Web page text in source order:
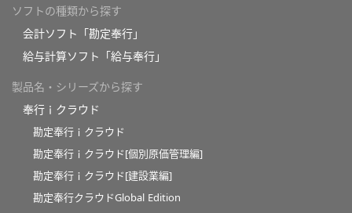
ソフトの種類から探す
会計ソフト「勘定奉行」
給与計算ソフト「給与奉行」
製品名・シリーズから探す
奉行ｉクラウド
勘定奉行ｉクラウド
勘定奉行ｉクラウド[個別原価管理編]
勘定奉行ｉクラウド[建設業編]
勘定奉行クラウドGlobal Edition